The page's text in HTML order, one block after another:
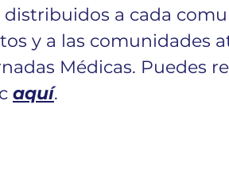
a cada
y a las comunidades
Médicas. Puedes
aquí.